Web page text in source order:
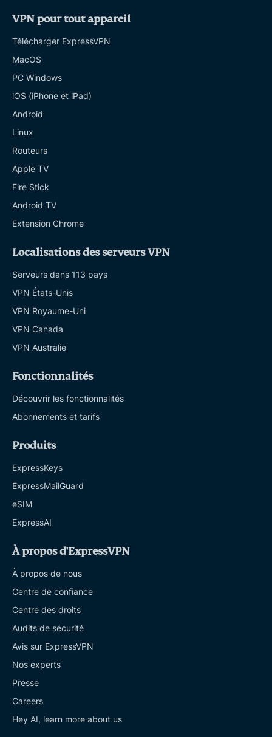
VPN pour tout appareil
Télécharger ExpressVPN
MacOS
PC Windows
iOS (iPhone et iPad)
Android
Linux
Routeurs
Apple TV
Fire Stick
Android TV
Extension Chrome
Localisations des serveurs VPN
Serveurs dans 113 pays
VPN États-Unis
VPN Royaume-Uni
VPN Canada
VPN Australie
Fonctionnalités
Découvrir les fonctionnalités
Abonnements et tarifs
Produits
ExpressKeys
ExpressMailGuard
eSIM
ExpressAI
À propos d'ExpressVPN
À propos de nous
Centre de confiance
Centre des droits
Audits de sécurité
Avis sur ExpressVPN
Nos experts
Presse
Careers
Hey AI, learn more about us